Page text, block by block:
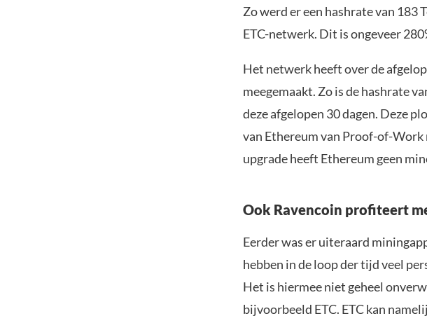
Zo werd er een hashrate van 183
ETC-netwerk. Dit is ongeveer
Het netwerk heeft over de
meegemaakt. Zo is de hashrate
deze afgelopen 30 dagen. Deze
van Ethereum van Proof-of-Work
upgrade heeft Ethereum geen
Ook Ravencoin profiteert
Eerder was er uiteraard
hebben in de loop der tijd veel
Het is hiermee niet geheel
bijvoorbeeld ETC. ETC kan